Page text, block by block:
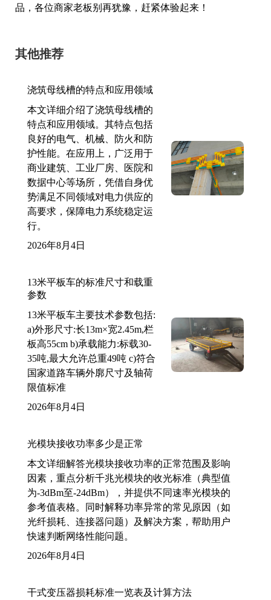
品，各位商家老板别再犹豫，赶紧体验起来！
其他推荐
浇筑母线槽的特点和应用领域
本文详细介绍了浇筑母线槽的
特点和应用领域。其特点包括
良好的电气、机械、防火和防
护性能。在应用上，广泛用于
商业建筑、工业厂房、医院和
数据中心等场所，凭借自身优
势满足不同领域对电力供应的
高要求，保障电力系统稳定运
行。
2026年8月4日
13米平板车的标准尺寸和载重
参数
13米平板车主要技术参数包括:
a)外形尺寸:长13m×宽2.45m,栏
板高55cm b)承载能力:标载30-
35吨,最大允许总重49吨 c)符合
国家道路车辆外廓尺寸及轴荷
限值标准
2026年8月4日
光模块接收功率多少是正常
本文详细解答光模块接收功率的正常范围及影响
因素，重点分析千兆光模块的收光标准（典型值
为-3dBm至-24dBm），并提供不同速率光模块的
参考值表格。同时解释功率异常的常见原因（如
光纤损耗、连接器问题）及解决方案，帮助用户
快速判断网络性能问题。
2026年8月4日
干式变压器损耗标准一览表及计算方法